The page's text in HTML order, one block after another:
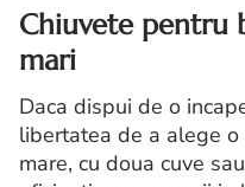
Chiuvete pentru
mari
Daca dispui de o
libertatea de a alege
mare, cu doua cuve